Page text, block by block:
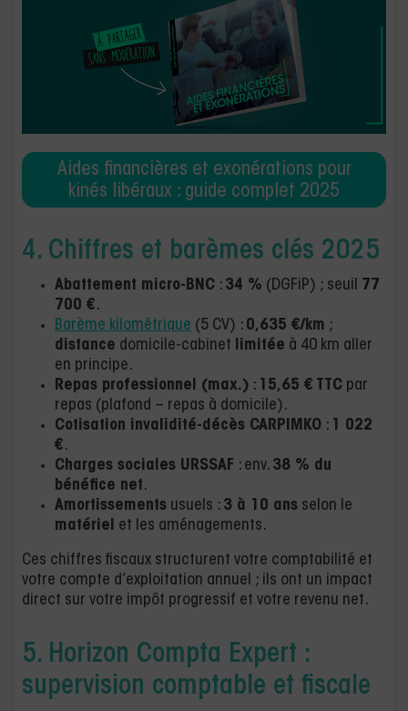
Aides financières et exonérations pour
kinés libéraux : guide complet 2025
4. Chiffres et barèmes clés 2025
Abattement micro-BNC : 34 % (DGFiP) ; seuil
77
700 €.
Barème kilométrique (5 CV) : 0,635 €/km ;
distance domicile-cabinet limitée à 40 km aller
en principe.
Repas professionnel (max.) : 15,65 € TTC par
repas (plafond – repas à domicile).
Cotisation invalidité-décès CARPIMKO :
1 022
€.
Charges sociales URSSAF : env. 38 % du
bénéfice net.
Amortissements usuels : 3 à 10 ans selon le
matériel
et les aménagements.
Ces chiffres fiscaux structurent votre comptabilité et
votre compte d’exploitation annuel ; ils ont un impact
direct sur votre impôt progressif et votre revenu net.
5. Horizon Compta Expert :
supervision comptable et fiscale